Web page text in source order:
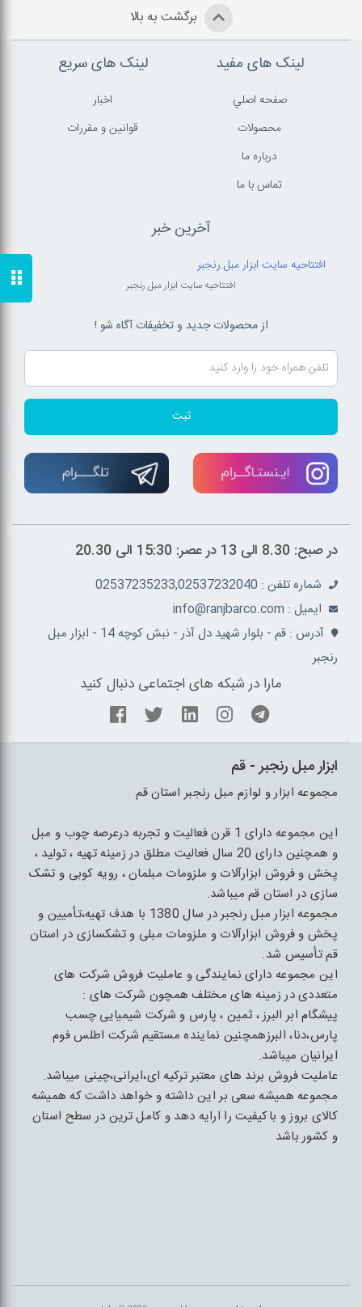
برگشت به بالا
لینک های مفید
صفحه اصلي
محصولات
درباره ما
تماس با ما
لینک های سریع
اخبار
قوانين و مقررات
آخرین خبر
افتتاحیه سایت ابزار مبل رنجبر
افتتاحیه سایت ابزار مبل رنجبر
از محصولات جدید و تخفیفات آگاه شو !
ثبت
در صبح: 8.30 الی 13 در عصر: 15:30 الی 20.30
شماره تلفن : 02537235233,02537232040
ايميل : info@ranjbarco.com
آدرس : قم - بلوار شهید دل آذر - نبش کوچه 14 - ابزار مبل
رنجبر
مارا در شبکه های اجتماعی دنبال کنید
ابزار مبل رنجبر - قم
مجموعه ابزار و لوازم مبل رنجبر استان قم
این مجموعه دارای 1 قرن فعالیت و تجربه درعرصه چوب و مبل
و همچنین دارای 20 سال فعالیت مطلق در زمینه تهیه ، تولید ،
پخش و فروش ابزارآلات و ملزومات مبلمان ، رویه کوبی و تشک
سازی در استان قم میباشد.
مجموعه ابزار مبل رنجبر در سال 1380 با هدف تهیه،تأمیین و
پخش و فروش ابزارآلات و ملزومات مبلی و تشکسازی در استان
قم تأسیس شد.
این مجموعه دارای نمایندگی و عاملیت فروش شرکت های
متعددی در زمینه های مختلف همچون شرکت های :
پیشگام ابر البرز ، ثمین ، پارس و شرکت شیمیایی چسب
پارس،دنا، البرزهمچنین نماینده مستقیم شرکت اطلس فوم
ایرانیان میباشد.
عاملیت فروش برند های معتبر ترکیه ای،ایرانی،چینی میباشد.
مجموعه همیشه سعی بر این داشته و خواهد داشت که همیشه
کالای بروز و باکیفیت را ارایه دهد و کامل ترین در سطح استان
و کشور باشد